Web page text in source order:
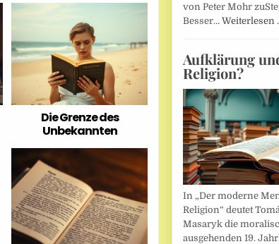
Die Grenze des
Unbekannten
von Peter Mohr
Besser… Weiterlesen
Aufklärung
Religion?
In „Der moderne
Religion“ deutet
Masaryk die
ausgehenden 19.